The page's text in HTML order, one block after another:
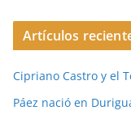
Artículos
Cipriano Castro y el
Páez nació en